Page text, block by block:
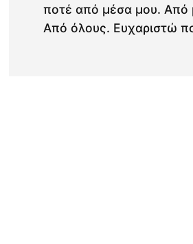
ποτέ από μέσα μου. Από
Από όλους. Ευχαριστώ